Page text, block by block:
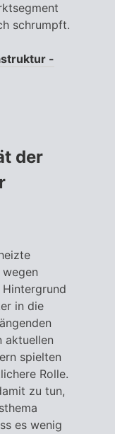
schrumpft.
-
der
in die
aktuellen
spielten
Rolle.
zu tun,
es wenig